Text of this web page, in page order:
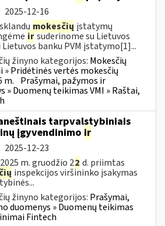
2025-12-16
mokesčių įstatymų
irsuderinome su Lietuvos
banku PVM įstatymo[1]...
žinyno kategorijos: Mokesčių
Pridėtinės vertės mokesčių
m. Prašymai, pažymos ir
» Duomenų teikimas VMI » Raštai,
tarpvalstybiniais
įgyvendinimo ir
2025-12-23
m. gruodžio 22 d. priimtas
inspekcijos viršininko įsakymas
žinyno kategorijos: Prašymai,
duomenys » Duomenų teikimas
Fintech